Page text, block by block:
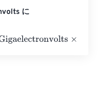
に
×